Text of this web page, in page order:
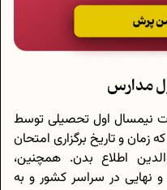
مدارس
نیمسال اول تحصیلی توسط
و تاریخ برگزاری امتحان
اطلاع بدن. همچنین،
و نهایی در سراسر کشور و به